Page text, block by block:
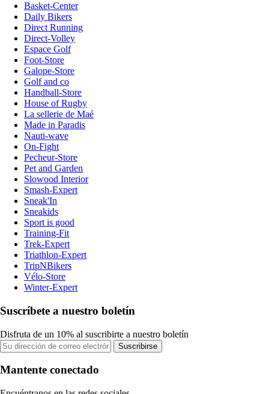
Basket-Center
Daily Bikers
Direct Running
Direct-Volley
Espace Golf
Foot-Store
Galope-Store
Golf and co
Handball-Store
House of Rugby
La sellerie de Maé
Made in Paradis
Nauti-wave
On-Fight
Pecheur-Store
Pet and Garden
Slowood Interior
Smash-Expert
Sneak'In
Sneakids
Sport is good
Training-Fit
Trek-Expert
Triathlon-Expert
TripNBikers
Vélo-Store
Winter-Expert
Suscríbete a nuestro boletín
Disfruta de un 10% al suscribirte a nuestro boletín
Suscribirse
Mantente conectado